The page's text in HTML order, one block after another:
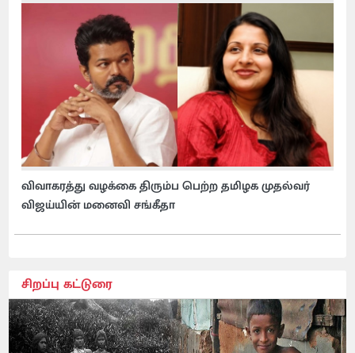
விவாகரத்து வழக்கை திரும்ப பெற்ற தமிழக முதல்வர்
விஜய்யின் மனைவி சங்கீதா
சிறப்பு கட்டுரை